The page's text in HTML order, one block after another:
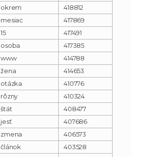
okrem
418812
mesiac
417869
15
417491
osoba
417385
www
414788
žena
414653
otázka
410776
rôzny
410324
štát
408477
jesť
407686
zmena
406573
článok
403528